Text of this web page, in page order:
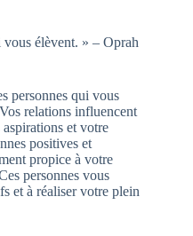
vous élèvent. » – Oprah
personnes qui vous
relations influencent
et votre
positives et
propice à votre
personnes vous
et à réaliser votre plein